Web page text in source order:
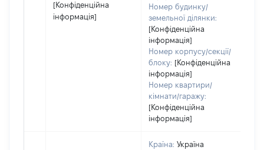
[Конфіденційна
інформація]
Номер будинку/
земельної ділянки:
[Конфіденційна
інформація]
Номер корпусу/секції/
блоку: [Конфіденційна
інформація]
Номер квартири/
кімнати/гаражу:
[Конфіденційна
інформація]
Країна: Україна